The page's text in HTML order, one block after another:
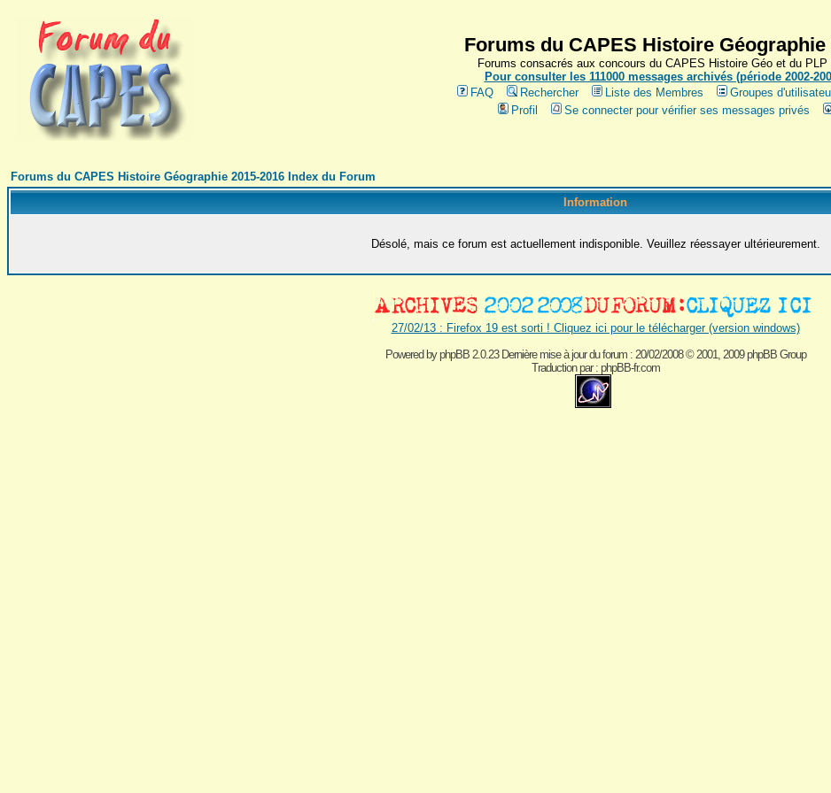
Forums du CAPES Histoire Géographie
Forums consacrés aux concours du CAPES Histoire Géo et du
Pour consulter les 111000 messages archivés (période 2002-
FAQ
Rechercher Liste des Membres Groupes
Profil
Se connecter pour vérifier ses messages privés
Forums du CAPES Histoire Géographie 2015-2016 Index du Forum
Information
Désolé, mais ce forum est actuellement indisponible. Veuillez réessayer ultérieurement.
27/02/13 : Firefox 19 est sorti ! Cliquez ici pour le télécharger (version windows)
Powered byphpBB 2.0.23 Dernière mise à jour du forum : 20/02/2008© 2001, 2009 phpBB Group
Traduction par : phpBB-fr.com